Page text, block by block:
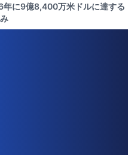
年に9億8,400万米ドルに達する